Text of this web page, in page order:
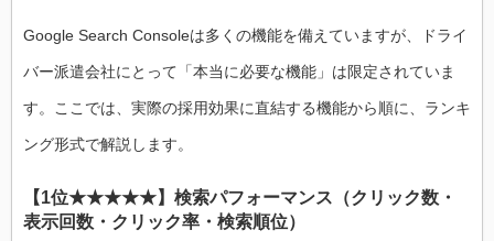
Google Search Consoleは多くの機能を備えていますが、ドライ
バー派遣会社にとって「本当に必要な機能」は限定されていま
す。ここでは、実際の採用効果に直結する機能から順に、ランキ
ング形式で解説します。
【1位★★★★★】検索パフォーマンス（クリック数・
表示回数・クリック率・検索順位）